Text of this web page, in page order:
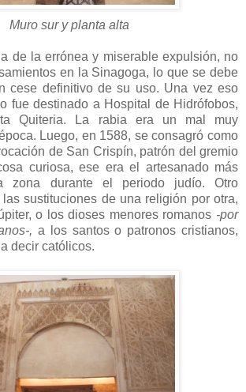
Muro sur y planta alta
de la errónea y miserable expulsión, no
en la Sinagoga, lo que se debe
cese definitivo de su uso. Una vez eso
fue destinado a Hospital de Hidrófobos,
Quiteria. La rabia era un mal muy
Luego, en 1588, se consagró como
de San Crispín, patrón del gremio
curiosa, ese era el artesanado más
zona durante el periodo judío. Otro
sustituciones de una religión por otra,
o los dioses menores romanos -por
, a los santos o patronos cristianos,
decir católicos.